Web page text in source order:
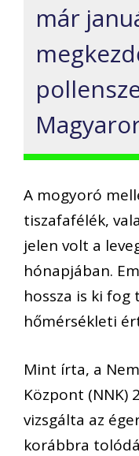
már
A mogyoró
tiszafafélék,
jelen volt a
hónapjában.
hossza is ki
hőmérsékleti
Mint írta, a
Központ (NNK)
vizsgálta az
korábbra